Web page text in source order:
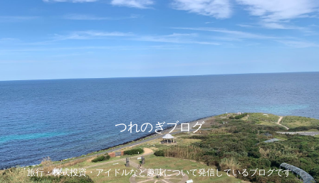
つれのぎブログ
旅行・株式投資・アイドルなど趣味について発信しているブログです